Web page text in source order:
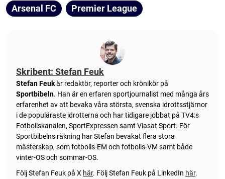
Arsenal FC Premier League
Skribent: Stefan Feuk
Stefan Feukär redaktör, reporter och krönikör på
Sportbibeln. Han är en erfaren sportjournalist med många års
erfarenhet av att bevaka våra största, svenska idrottsstjärnor
i de populäraste idrotterna och har tidigare jobbat på TV4:s
Fotbollskanalen, SportExpressen samt Viasat Sport. För
Sportbibelns räkning har Stefan bevakat flera stora
mästerskap, som fotbolls-EM och fotbolls-VM samt både
vinter-OS och sommar-OS.
Följ Stefan Feuk på X här. Följ Stefan Feuk på LinkedIn här.